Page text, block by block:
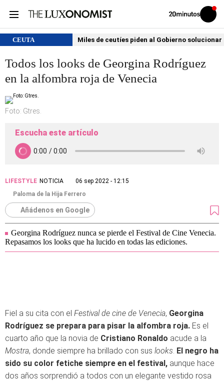
Volver
Iniciar
sesión
CEUTA Miles de ceutíes piden al Gobierno
Todos los looks de Georgina Rodríguez
en la alfombra roja de Venecia
Foto: Gtres.
Escucha este artículo
LIFESTYLE NOTICIA
06 sep 2022 - 12:15
Paloma de la Hija Ferrero
Añádenos en Google
Georgina Rodríguez nunca se pierde el Festival de Cine Venecia.
Repasamos los looks que ha lucido en todas las ediciones.
Fiel a su cita con el Festival de cine de Venecia, Georgina
Rodríguez se prepara para pisar la alfombra roja. Es el
cuarto año que la novia de Cristiano Ronaldo acude a la
Mostra, donde siempre ha brillado con sus looks. El negro ha
sido su color fetiche siempre en el festival, aunque hace
dos años sorprendió a todos con un elegante vestido rosa